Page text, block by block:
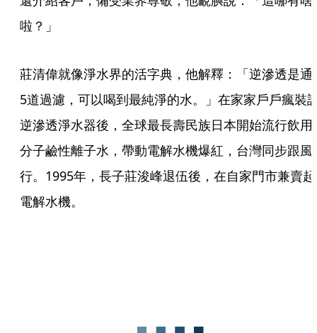
啦？」
莊清偉就像淨水界的活字典，他解釋：「逆滲透是通
5道過濾，可以喝到最純淨的水。」在家家戶戶瘋裝
逆滲透淨水器後，全球最長壽民族日本開始流行飲用
分子鹼性離子水，帶動電解水機爆紅，台灣同步跟風
行。1995年，長子莊浚峰退伍後，在自家門市兼賣起
電解水機。